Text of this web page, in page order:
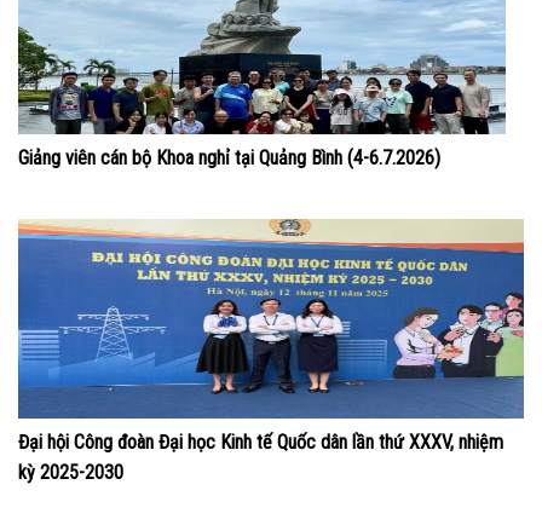
Giảng viên cán bộ Khoa nghỉ tại Quảng Bình (4-6.7.2026)
Đại hội Công đoàn Đại học Kinh tế Quốc dân lần thứ XXXV, nhiệm
kỳ 2025-2030